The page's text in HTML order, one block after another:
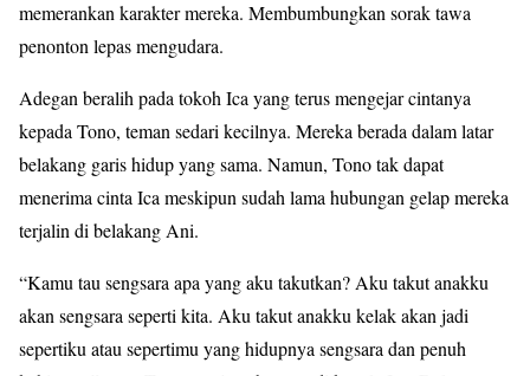
memerankan karakter mereka. Membumbungkan sorak tawa
penonton lepas mengudara.
Adegan beralih pada tokoh Ica yang terus mengejar cintanya
kepada Tono, teman sedari kecilnya. Mereka berada dalam latar
belakang garis hidup yang sama. Namun, Tono tak dapat
menerima cinta Ica meskipun sudah lama hubungan gelap mereka
terjalin di belakang Ani.
“Kamu tau sengsara apa yang aku takutkan? Aku takut anakku
akan sengsara seperti kita. Aku takut anakku kelak akan jadi
sepertiku atau sepertimu yang hidupnya sengsara dan penuh